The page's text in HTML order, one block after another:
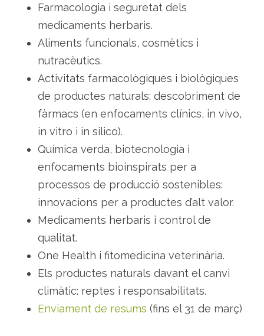
Farmacologia i seguretat dels
medicaments herbaris.
Aliments funcionals, cosmètics i
nutracèutics.
Activitats farmacològiques i biològiques
de productes naturals: descobriment de
fàrmacs (en enfocaments clínics, in vivo,
in vitro i in silico).
Química verda, biotecnologia i
enfocaments bioinspirats per a
processos de producció sostenibles:
innovacions per a productes d’alt valor.
Medicaments herbaris i control de
qualitat.
One Health i fitomedicina veterinària.
Els productes naturals davant el canvi
climàtic: reptes i responsabilitats.
Enviament de resums (fins el 31 de març)